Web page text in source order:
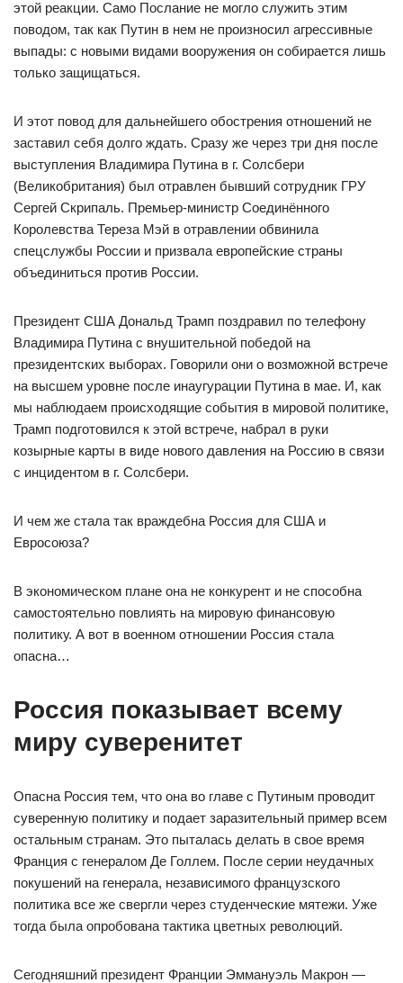
этой реакции. Само Послание не могло служить этим
поводом, так как Путин в нем не произносил агрессивные
выпады: с новыми видами вооружения он собирается лишь
только защищаться.
И этот повод для дальнейшего обострения отношений не
заставил себя долго ждать. Сразу же через три дня после
выступления Владимира Путина в г. Солсбери
(Великобритания) был отравлен бывший сотрудник ГРУ
Сергей Скрипаль. Премьер-министр Соединённого
Королевства Тереза Мэй в отравлении обвинила
спецслужбы России и призвала европейские страны
объединиться против России.
Президент США Дональд Трамп поздравил по телефону
Владимира Путина с внушительной победой на
президентских выборах. Говорили они о возможной встрече
на высшем уровне после инаугурации Путина в мае. И, как
мы наблюдаем происходящие события в мировой политике,
Трамп подготовился к этой встрече, набрал в руки
козырные карты в виде нового давления на Россию в связи
с инцидентом в г. Солсбери.
И чем же стала так враждебна Россия для США и
Евросоюза?
В экономическом плане она не конкурент и не способна
самостоятельно повлиять на мировую финансовую
политику. А вот в военном отношении Россия стала
опасна…
Россия показывает всему
миру суверенитет
Опасна Россия тем, что она во главе с Путиным проводит
суверенную политику и подает заразительный пример всем
остальным странам. Это пыталась делать в свое время
Франция с генералом Де Голлем. После серии неудачных
покушений на генерала, независимого французского
политика все же свергли через студенческие мятежи. Уже
тогда была опробована тактика цветных революций.
Сегодняшний президент Франции Эммануэль Макрон —